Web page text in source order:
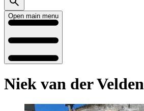
Open main menu
Niek van der Velden